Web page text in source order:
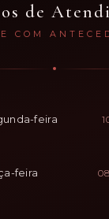
de
COM
feira
feira